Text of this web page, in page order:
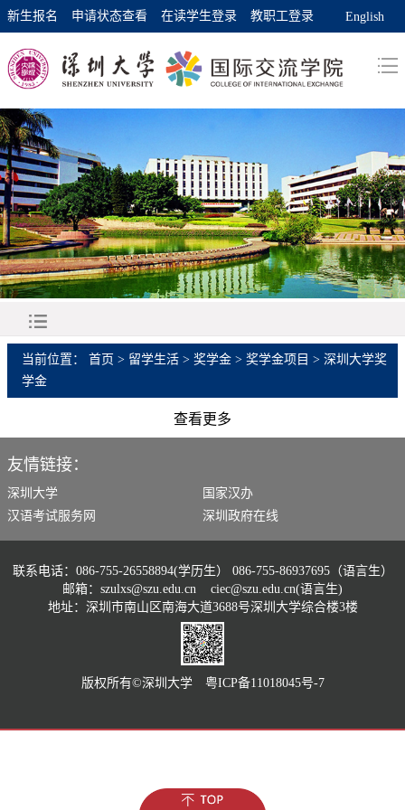
新生报名 申请状态查看 在读学生登录 教职工登录 English
当前位置： 首页 > 留学生活 > 奖学金 > 奖学金项目 > 深圳大学奖
学金
查看更多
友情链接：
深圳大学
国家汉办
汉语考试服务网
深圳政府在线
联系电话：086-755-26558894(学历生） 086-755-86937695（语言生）
邮箱：szulxs@szu.edu.cn ciec@szu.edu.cn(语言生)
地址：深圳市南山区南海大道3688号深圳大学综合楼3楼
版权所有©️深圳大学 粤ICP备11018045号-7